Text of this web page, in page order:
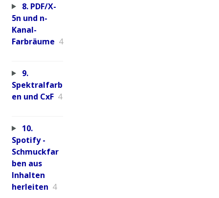
8. PDF/X-
5n und n-
Kanal-
Farbräume 4
9.
Spektralfarb
en und CxF 4
10.
Spotify -
Schmuckfar
ben aus
Inhalten
herleiten 4